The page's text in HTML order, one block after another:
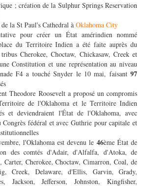
; création de la Sulphur Springs Reservation
la St Paul's Cathedral à Oklahoma City
pour créer un État amérindien nommé
du Territoire Indien a été faite auprès du
Cherokee, Choctaw, Chickasaw, Creek et
Constitution et une représentation au niveau
F4 a touché Snyder le 10 mai, faisant 97
Theodore Roosevelt a proposé un compromis
de l'Oklahoma et le Territoire Indien
et deviendraient l'État de l'Oklahoma, avec
Congrès fédéral et avec Guthrie pour capitale et
l'Oklahoma est devenu le 46ème État de
des comtés d'Adair, d'Alfalfa, d'Atoka, de
Carter, Cherokee, Choctaw, Cimarron, Coal, de
Creek, Delaware, d'Ellis, Garvin, Grady,
Jackson, Jefferson, Johnston, Kingfisher,